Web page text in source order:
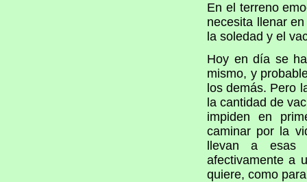
En el terreno
necesita llenar
la soledad y el
Hoy en día se
mismo, y
los demás. Pero
la cantidad de
impiden en
caminar por la
llevan a esas
afectivamente a
quiere, como